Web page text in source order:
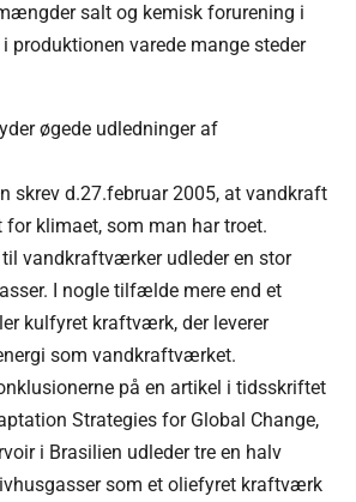
salt og kemisk forurening i
produktionen varede mange steder
øgede udledninger af
skrev d.27.februar 2005, at vandkraft
for klimaet, som man har troet.
til vandkraftværker udleder en stor
I nogle tilfælde mere end et
kulfyret kraftværk, der leverer
som vandkraftværket.
på en artikel i tidsskriftet
Strategies for Global Change,
i Brasilien udleder tre en halv
som et oliefyret kraftværk